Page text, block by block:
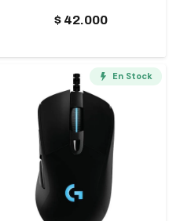
$42.000
En Stock